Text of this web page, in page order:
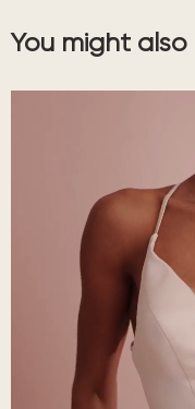
You might also